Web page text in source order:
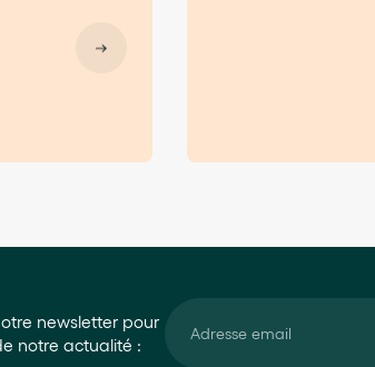
newsletter pour
notre actualité :